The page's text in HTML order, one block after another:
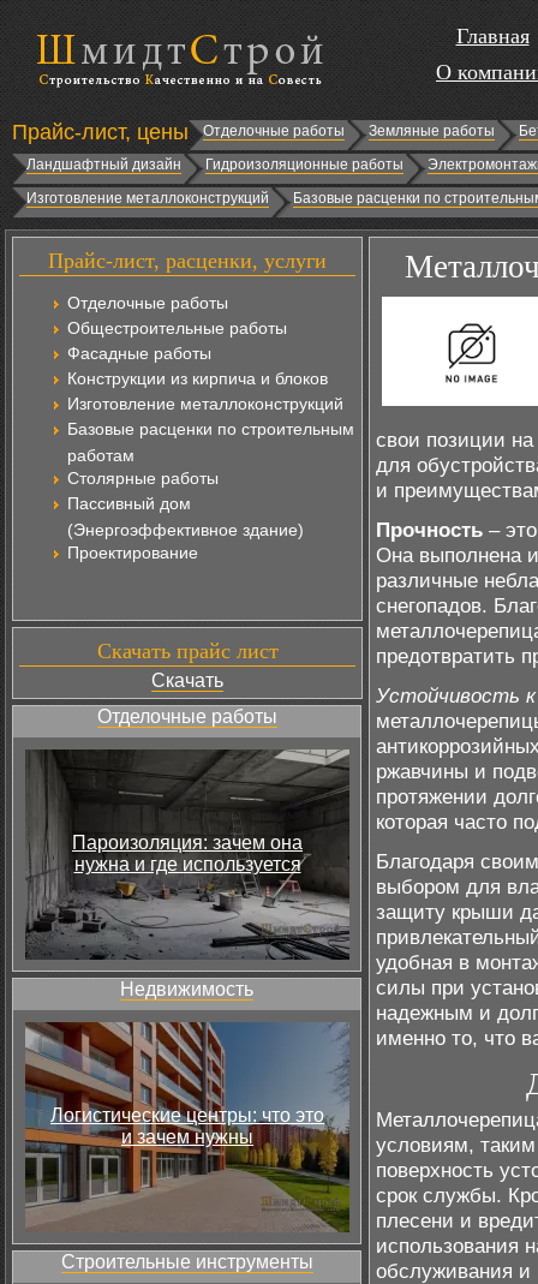
Главная
О
Прайс-лист, цены Отделочные работы Земляные работы
Ландшафтный дизайн
Гидроизоляционные работы
Изготовление металлоконструкций
Базовые расценки по
Прайс-лист, расценки, услуги
Отделочные работы
Общестроительные работы
Фасадные работы
Конструкции из кирпича и блоков
Изготовление металлоконструкций
Базовые расценки по строительным
работам
Столярные работы
Пассивный дом
(Энергоэффективное здание)
Проектирование
Скачать прайс лист
Скачать
Отделочные работы
Пароизоляция: зачем она
нужна и где используется
Недвижимость
Логистические центры: что это
и зачем нужны
Строительные инструменты
свои позиции
для
и
Прочность –
Она выполнена
различные
снегопадов.
предотвратить
Устойчивость к
ржавчины и
протяжении
которая часто
Благодаря
выбором для
защиту крыши
удобная в
силы при
надежным и
именно то, что
условиям,
поверхность
срок службы.
плесени и
использования
обслуживания и